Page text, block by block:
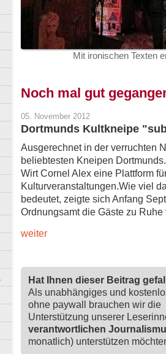
Mit ironischen Texten
Noch mal gut
05. November 2012
Dortmunds Kultkneipe
Ausgerechnet in der verruchten
beliebtesten Kneipen
Wirt Cornel Alex eine Plattform
Kulturveranstaltungen.Wie viel
bedeutet, zeigte sich Anfang
Ordnungsamt die Gäste zu
weiter
Hat Ihnen dieser Beitrag
Als unabhängiges und
ohne paywall brauchen wir die
Unterstützung unserer
verantwortlichen
monatlich) unterstützen